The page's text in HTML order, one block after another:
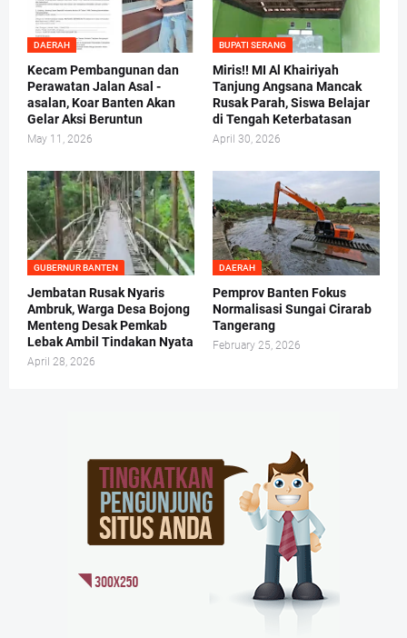
DAERAH
Kecam Pembangunan dan
Perawatan Jalan Asal -
asalan, Koar Banten Akan
Gelar Aksi Beruntun
May 11, 2026
BUPATI SERANG
Miris!! MI Al Khairiyah
Tanjung Angsana Mancak
Rusak Parah, Siswa Belajar
di Tengah Keterbatasan
April 30, 2026
GUBERNUR BANTEN
Jembatan Rusak Nyaris
Ambruk, Warga Desa Bojong
Menteng Desak Pemkab
Lebak Ambil Tindakan Nyata
April 28, 2026
DAERAH
Pemprov Banten Fokus
Normalisasi Sungai Cirarab
Tangerang
February 25, 2026